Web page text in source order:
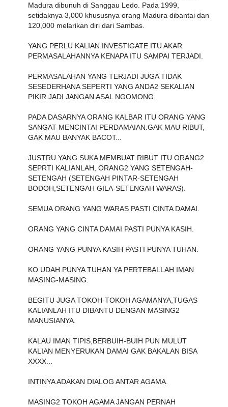
Madura dibunuh di Sanggau Ledo. Pada 1999,
setidaknya 3,000 khususnya orang Madura dibantai dan
120,000 melarikan diri dari Sambas.
YANG PERLU KALIAN INVESTIGATE ITU AKAR
PERMASALAHANNYA KENAPA ITU SAMPAI TERJADI.
PERMASALAHAN YANG TERJADI JUGA TIDAK
SESEDERHANA SEPERTI YANG ANDA2 SEKALIAN
PIKIR.JADI JANGAN ASAL NGOMONG.
PADA DASARNYA ORANG KALBAR ITU ORANG YANG
SANGAT MENCINTAI PERDAMAIAN.GAK MAU RIBUT,
GAK MAU BANYAK BACOT...
JUSTRU YANG SUKA MEMBUAT RIBUT ITU ORANG2
SEPRTI KALIANLAH, ORANG2 YANG SETENGAH-
SETENGAH (SETENGAH PINTAR-SETENGAH
BODOH,SETENGAH GILA-SETENGAH WARAS).
SEMUA ORANG YANG WARAS PASTI CINTA DAMAI.
ORANG YANG CINTA DAMAI PASTI PUNYA KASIH.
ORANG YANG PUNYA KASIH PASTI PUNYA TUHAN.
KO UDAH PUNYA TUHAN YA PERTEBALLAH IMAN
MASING-MASING.
BEGITU JUGA TOKOH-TOKOH AGAMANYA,TUGAS
KALIANLAH ITU DIBANTU DENGAN MASING2
MANUSIANYA.
KALAU IMAN TIPIS,BERBUIH-BUIH PUN MULUT
KALIAN MENYERUKAN DAMAI GAK BAKALAN BISA
XXXX...
INTINYA ADAKAN DIALOG ANTAR AGAMA.
MASING2 TOKOH AGAMA JANGAN PERNAH